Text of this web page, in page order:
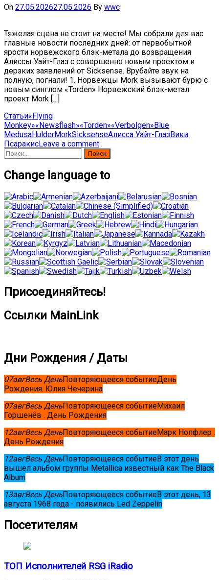
On 27.05.202627.05.2026 By wwc
Тяжелая сцена не стоит на месте! Мы собрали для вас
главные новости последних дней: от первобытной
ярости норвежского блэк-метала до возвращения
Алиссы Уайт-Глаз с совершенно новым проектом и
дерзких заявлений от Sicksense. Врубайте звук на
полную, погнали! 1. Норвежцы Mork вызывают бурю с
новым синглом «Torden» Норвежский блэк-метал
проект Mork […]
Статьи«Flying
Monkey»«Newsflash»«Torden»«Verbolgen»Blue
MedusaHulderMorkSicksenseАлисса Уайт-ГлазВики
ПсаракисLeave a comment
Найти:
Change language to
Присоединяйтесь!
Ссылки MainLink
Дни Рождения / Даты
07авгВесь ДеньПовторяющееся событиеДень
Рождения. Юлия Чечерина
07авгВесь ДеньПовторяющееся событиеМихаил
Горшенёв . День Рождения
12авгВесь ДеньПовторяющееся событиеМарк Нопфлер .
День Рождения
12авгВесь ДеньПовторяющееся событиеВ этот день
вышел альбом группы Metallica известный как The Black
Album
13авгВесь ДеньПовторяющееся событиеВ этот день, 13
августа 1968 года - появились Led Zeppelin
Посетителям
ТОП Исполнителей RSG iRadio